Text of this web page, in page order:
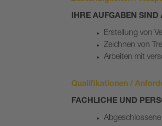
IHRE AUFGABEN SIND
Erstellung von
Zeichnen von
Arbeiten mit
Qualifikationen /
FACHLICHE UND
Abgeschlossene